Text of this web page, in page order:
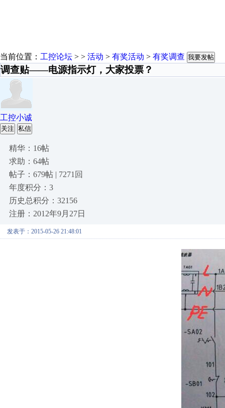
当前位置： 工控论坛 > > 活动 > 有奖活动 > 有奖调查 我要发帖
调查贴——电源指示灯，大家投票？
工控小诚
关注 私信
精华：16帖
求助：64帖
帖子：679帖 | 7271回
年度积分：3
历史总积分：32156
注册：2012年9月27日
发表于：2015-05-26 21:48:01